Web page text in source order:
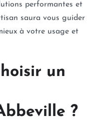
performantes et
saura vous guider
à votre usage et
un
?